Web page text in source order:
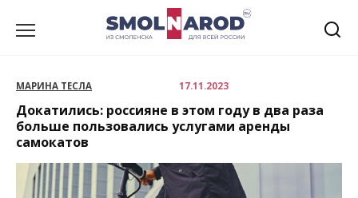
МАРИНА ТЕСЛА 17.11.2023
Докатились: россияне в этом году в два раза
больше пользовались услугами аренды
самокатов